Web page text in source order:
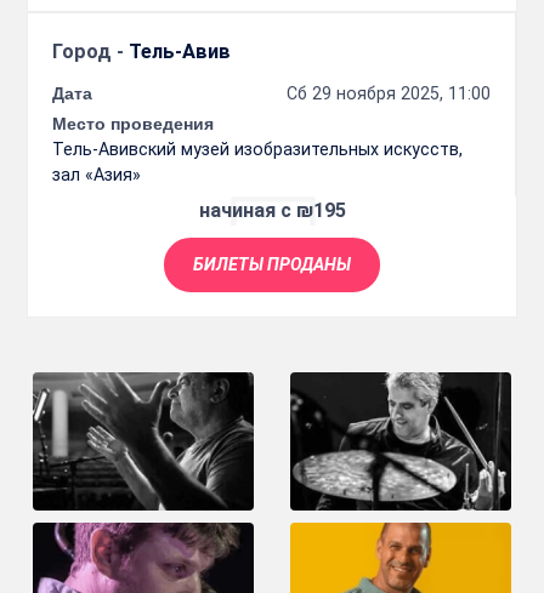
Город - Тель-Авив
Дата
Сб 29 ноября 2025, 11:00
Место проведения
Тель-Авивский музей изобразительных искусств,
зал «Азия»
начиная с ₪195
БИЛЕТЫ ПРОДАНЫ